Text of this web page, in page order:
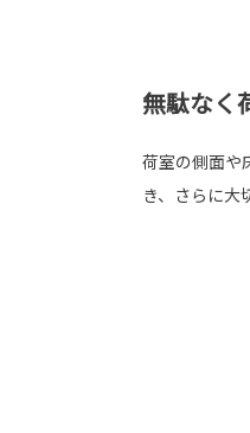
無駄なく
荷室の側面や
き、さらに大